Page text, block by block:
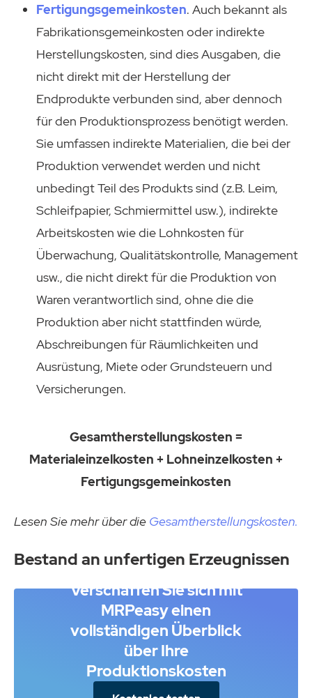
Fertigungsgemeinkosten. Auch bekannt als
Fabrikationsgemeinkosten oder indirekte
Herstellungskosten, sind dies Ausgaben, die
nicht direkt mit der Herstellung der
Endprodukte verbunden sind, aber dennoch
für den Produktionsprozess benötigt werden.
Sie umfassen indirekte Materialien, die bei der
Produktion verwendet werden und nicht
unbedingt Teil des Produkts sind (z.B. Leim,
Schleifpapier, Schmiermittel usw.), indirekte
Arbeitskosten wie die Lohnkosten für
Überwachung, Qualitätskontrolle, Management
usw., die nicht direkt für die Produktion von
Waren verantwortlich sind, ohne die die
Produktion aber nicht stattfinden würde,
Abschreibungen für Räumlichkeiten und
Ausrüstung, Miete oder Grundsteuern und
Versicherungen.
Gesamtherstellungskosten =
Materialeinzelkosten + Lohneinzelkosten +
Fertigungsgemeinkosten
Lesen Sie mehr über die Gesamtherstellungskosten.
Bestand an unfertigen Erzeugnissen
Verschaffen Sie sich mit
MRPeasy einen
vollständigen Überblick
über Ihre
Produktionskosten